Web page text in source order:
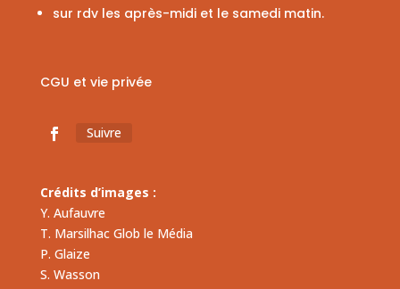
sur rdv les après-midi et le samedi matin.
CGU et vie privée
Suivre
Crédits d’images :
Y. Aufauvre
T. Marsilhac Glob le Média
P. Glaize
S. Wasson